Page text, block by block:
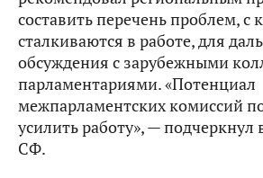
составить перечень проблем,
сталкиваются в работе, для
обсуждения с зарубежными
парламентариями. «Потенциал
межпарламентских комиссий
усилить работу», — подчеркнул
СФ.